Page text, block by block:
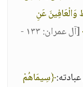
وَالْعَافِينَ عَنِ
[آل عمران: ١٣٣ -
﴿سِيمَاهُمْ